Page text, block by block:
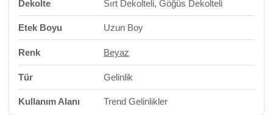
Dekolte Sırt Dekolteli, Göğüs Dekolteli
Etek Boyu Uzun Boy
Renk Beyaz
Tür Gelinlik
Kullanım Alanı Trend Gelinlikler